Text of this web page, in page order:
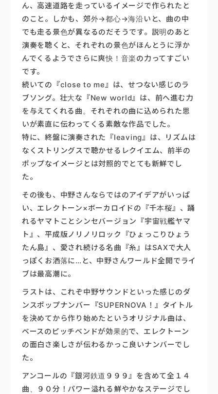
ん、高速道路を走っているイメージで作られたと
のこと。しかも、郊外→都心→海沿いと、曲の中
でも走る景色が異なるのだそうです。説明のあと
演奏を聴くと、それぞれの景色がほんとうに浮か
んでくるようでさらに爽快！音楽の力ってすごい
です。
続いての『close to me』は、せつない感じのラ
ブソング。壮大な『New ｗorld』は、前へ進む力
を与えてくれる曲。それぞれの曲に込められた思
いが素直に伝わってくる素敵な作品でした。
特に、終盤に演奏された『leaving』は、リズムは
なくストリングスで聴かせるレクイエム、前半の
ポップなイメージとは対照的でとても新鮮でし
た。
その後も、中野さんならではのアイデアがいっぱ
い、エレクトーン×ボーカロイドの『千本桜』、踊
れるヤマトことシンセバージョン『宇宙戦艦ヤマ
ト』、平成版ノリノリロック『ひょっこりひょう
たん島』、愛され続ける名曲『糸』はSAXで大人
っぽくお洒落に…と、中野さんワールド全開でライ
ブは最高潮に。
ラストは、これぞ中野サウンドといった感じのダ
ンスポップナンバー『SUPERNOVA！』タイトル
を決めてから作り始めたというオリジナル曲は、
ベースのピッチベンドが効果的で、エレクトーン
の面白さ楽しさが伝わるかっこ良いナンバーでし
た。
アンコールの『銀河鉄道９９９』を含めて全１４
曲、９０分！パワー溢れる鮮やかなステージでし